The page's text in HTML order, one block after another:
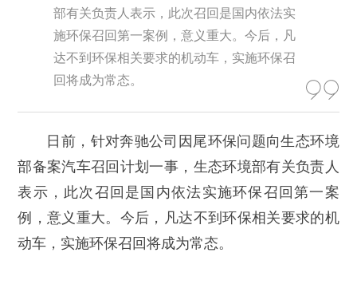
部有关负责人表示，此次召回是国内依法实
施环保召回第一案例，意义重大。今后，凡
达不到环保相关要求的机动车，实施环保召
回将成为常态。
日前，针对奔驰公司因尾环保问题向生态环境
部备案汽车召回计划一事，生态环境部有关负责人
表示，此次召回是国内依法实施环保召回第一案
例，意义重大。今后，凡达不到环保相关要求的机
动车，实施环保召回将成为常态。